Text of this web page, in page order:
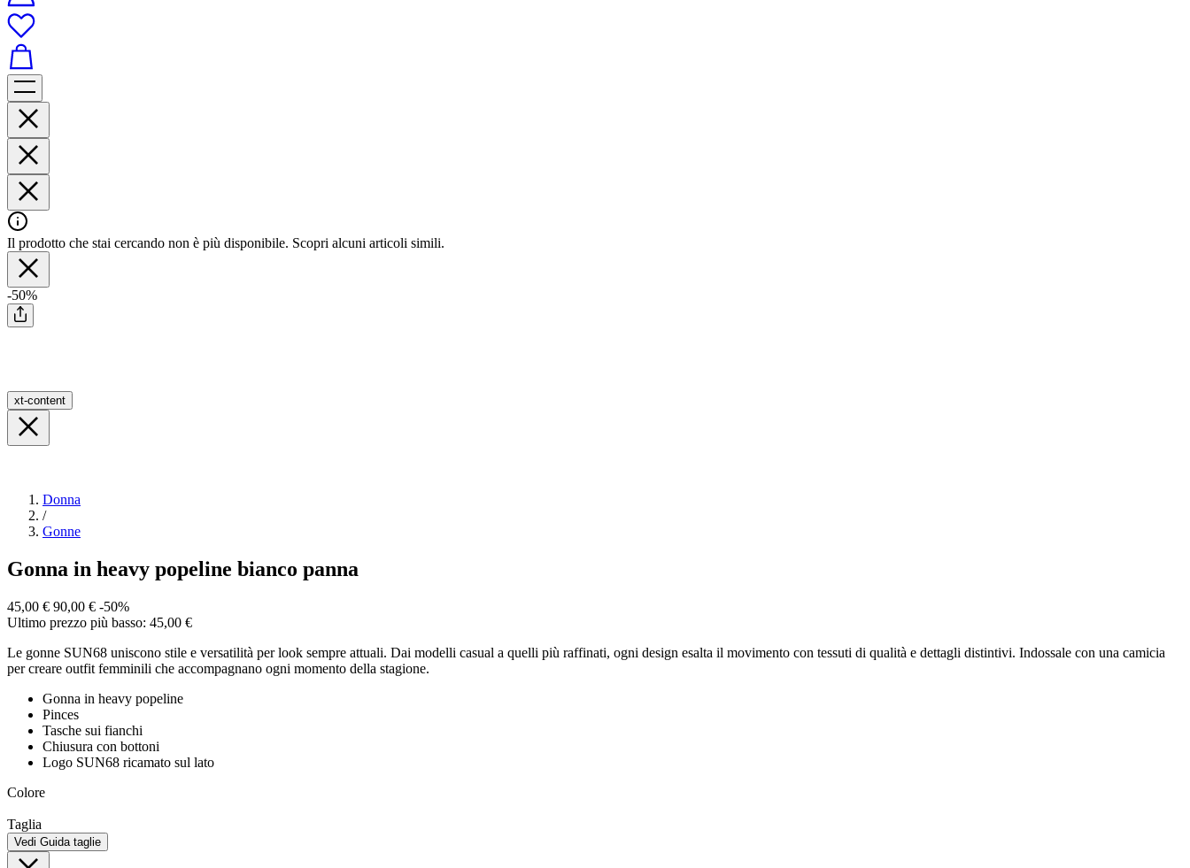
Il prodotto che stai cercando non è più disponibile. Scopri alcuni articoli simili.
-50%
xt-content
Donna
/
Gonne
Gonna in heavy popeline bianco panna
45,00 € 90,00 € -50%
Ultimo prezzo più basso: 45,00 €
Le gonne SUN68 uniscono stile e versatilità per look sempre attuali. Dai modelli casual a quelli più raffinati, ogni design esalta il movimento con tessuti di qualità e dettagli distintivi. Indossale con una camicia
per creare outfit femminili che accompagnano ogni momento della stagione.
Gonna in heavy popeline
Pinces
Tasche sui fianchi
Chiusura con bottoni
Logo SUN68 ricamato sul lato
Colore
Taglia
Vedi Guida taglie